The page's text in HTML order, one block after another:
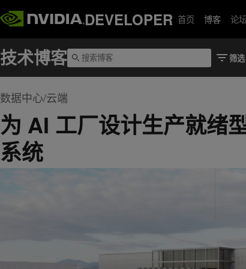
DEVELOPER 首页 博客 论
数据中心/云端
为 AI 工厂设计生产就绪
系统